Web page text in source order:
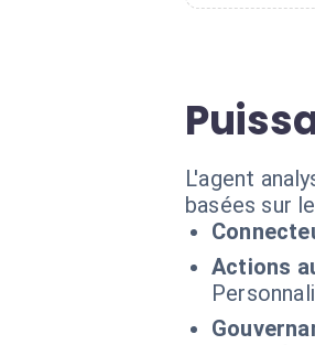
L'agent
basées sur
Actions